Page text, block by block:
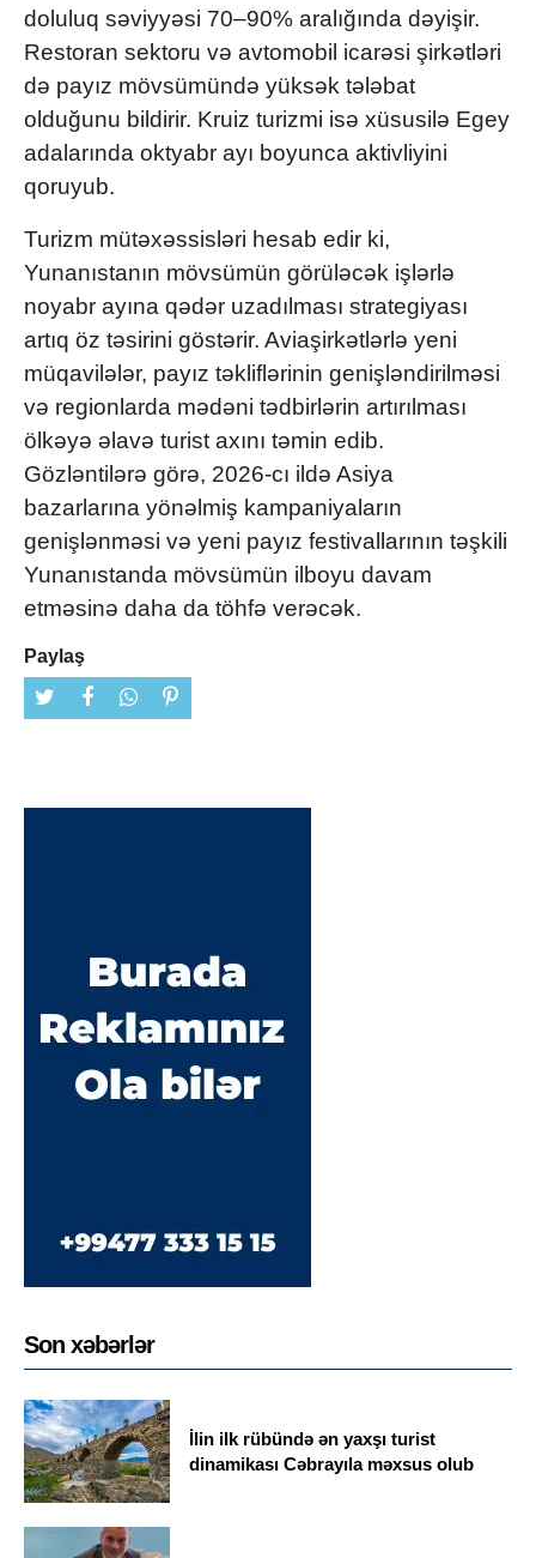
doluluq səviyyəsi 70–90% aralığında dəyişir.
Restoran sektoru və avtomobil icarəsi şirkətləri
də payız mövsümündə yüksək tələbat
olduğunu bildirir. Kruiz turizmi isə xüsusilə Egey
adalarında oktyabr ayı boyunca aktivliyini
qoruyub.
Turizm mütəxəssisləri hesab edir ki,
Yunanıstanın mövsümün görüləcək işlərlə
noyabr ayına qədər uzadılması strategiyası
artıq öz təsirini göstərir. Aviaşirkətlərlə yeni
müqavilələr, payız təkliflərinin genişləndirilməsi
və regionlarda mədəni tədbirlərin artırılması
ölkəyə əlavə turist axını təmin edib.
Gözləntilərə görə, 2026-cı ildə Asiya
bazarlarına yönəlmiş kampaniyaların
genişlənməsi və yeni payız festivallarının təşkili
Yunanıstanda mövsümün ilboyu davam
etməsinə daha da töhfə verəcək.
Paylaş
Son xəbərlər
İlin ilk rübündə ən yaxşı turist
dinamikası Cəbrayıla məxsus olub